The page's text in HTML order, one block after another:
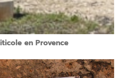
en Provence